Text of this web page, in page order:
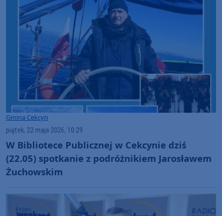
Gmina Cekcyn
piątek, 22 maja 2026, 10:29
W Bibliotece Publicznej w Cekcynie dziś
(22.05) spotkanie z podróżnikiem Jarosławem
Żuchowskim